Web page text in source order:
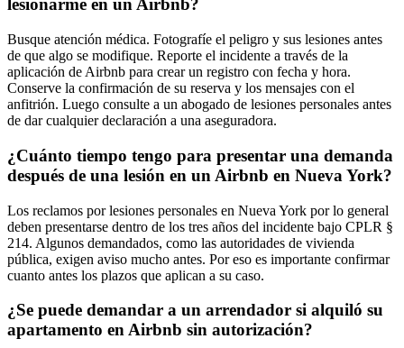
lesionarme en un Airbnb?
Busque atención médica. Fotografíe el peligro y sus lesiones antes
de que algo se modifique. Reporte el incidente a través de la
aplicación de Airbnb para crear un registro con fecha y hora.
Conserve la confirmación de su reserva y los mensajes con el
anfitrión. Luego consulte a un abogado de lesiones personales antes
de dar cualquier declaración a una aseguradora.
¿Cuánto tiempo tengo para presentar una demanda
después de una lesión en un Airbnb en Nueva York?
Los reclamos por lesiones personales en Nueva York por lo general
deben presentarse dentro de los tres años del incidente bajo CPLR §
214. Algunos demandados, como las autoridades de vivienda
pública, exigen aviso mucho antes. Por eso es importante confirmar
cuanto antes los plazos que aplican a su caso.
¿Se puede demandar a un arrendador si alquiló su
apartamento en Airbnb sin autorización?